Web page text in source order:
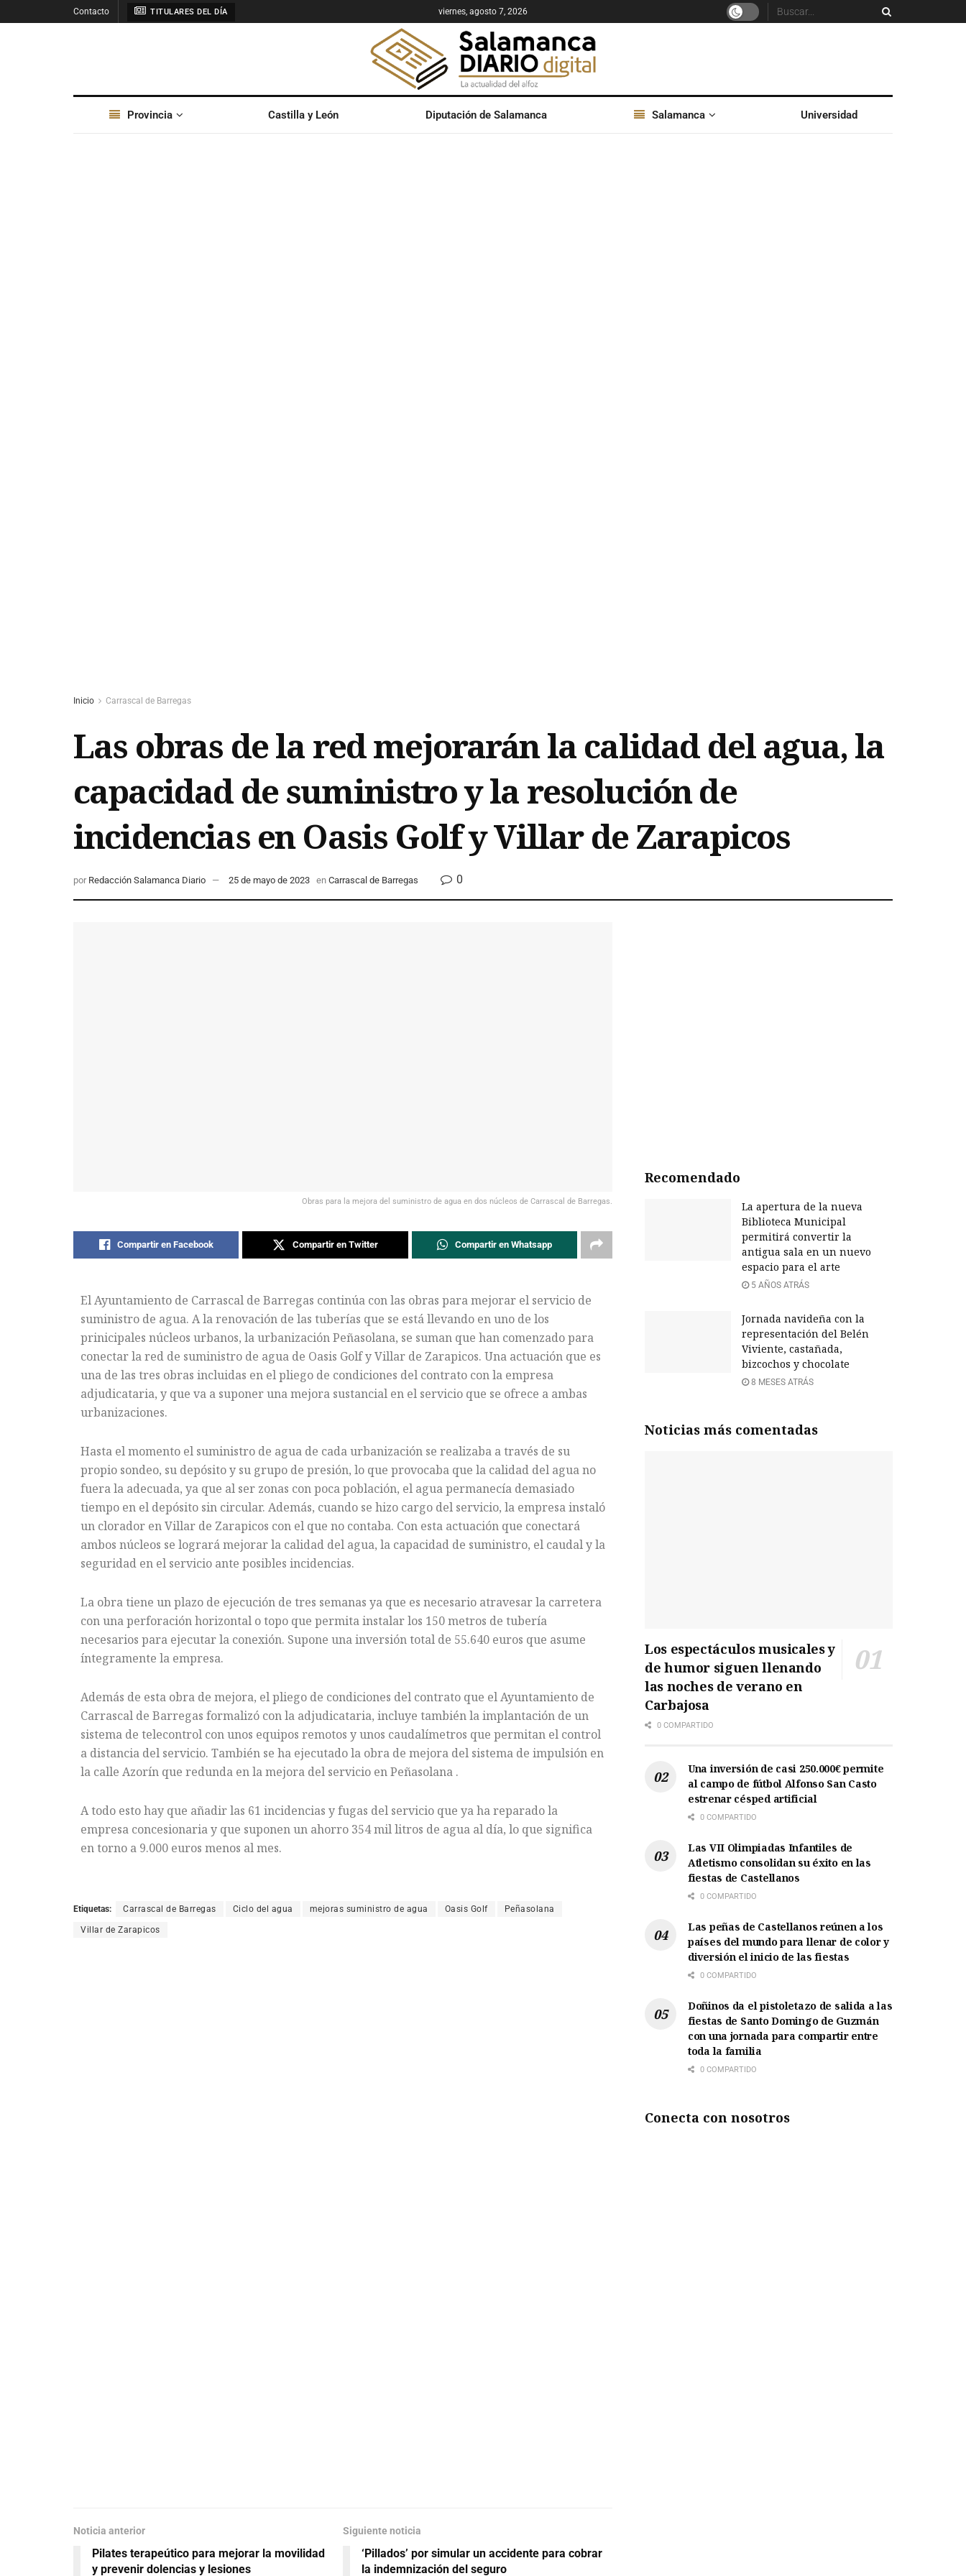
Contacto TITULARES DEL DÍA viernes, agosto 7, 2026
Provincia Castilla y León Diputación de Salamanca Salamanca Universidad
Inicio Carrascal de Barregas
Las obras de la red mejorarán la calidad del agua, la
capacidad de suministro y la resolución de
incidencias en Oasis Golf y Villar de Zarapicos
por Redacción Salamanca Diario 25 de mayo de 2023 en Carrascal de Barregas 0
Obras para la mejora del suministro de agua en dos núcleos de Carrascal de Barregas.
Compartir en Facebook Compartir en Twitter Compartir en Whatsapp
El Ayuntamiento de Carrascal de Barregas continúa con las obras para mejorar el servicio de
suministro de agua. A la renovación de las tuberías que se está llevando en uno de los
prinicipales núcleos urbanos, la urbanización Peñasolana, se suman que han comenzado para
conectar la red de suministro de agua de Oasis Golf y Villar de Zarapicos. Una actuación que es
una de las tres obras incluidas en el pliego de condiciones del contrato con la empresa
adjudicataria, y que va a suponer una mejora sustancial en el servicio que se ofrece a ambas
urbanizaciones.
Hasta el momento el suministro de agua de cada urbanización se realizaba a través de su
propio sondeo, su depósito y su grupo de presión, lo que provocaba que la calidad del agua no
fuera la adecuada, ya que al ser zonas con poca población, el agua permanecía demasiado
tiempo en el depósito sin circular. Además, cuando se hizo cargo del servicio, la empresa instaló
un clorador en Villar de Zarapicos con el que no contaba. Con esta actuación que conectará
ambos núcleos se logrará mejorar la calidad del agua, la capacidad de suministro, el caudal y la
seguridad en el servicio ante posibles incidencias.
La obra tiene un plazo de ejecución de tres semanas ya que es necesario atravesar la carretera
con una perforación horizontal o topo que permita instalar los 150 metros de tubería
necesarios para ejecutar la conexión. Supone una inversión total de 55.640 euros que asume
íntegramente la empresa.
Además de esta obra de mejora, el pliego de condiciones del contrato que el Ayuntamiento de
Carrascal de Barregas formalizó con la adjudicataria, incluye también la implantación de un
sistema de telecontrol con unos equipos remotos y unos caudalímetros que permitan el control
a distancia del servicio. También se ha ejecutado la obra de mejora del sistema de impulsión en
la calle Azorín que redunda en la mejora del servicio en Peñasolana .
A todo esto hay que añadir las 61 incidencias y fugas del servicio que ya ha reparado la
empresa concesionaria y que suponen un ahorro 354 mil litros de agua al día, lo que significa
en torno a 9.000 euros menos al mes.
Etiquetas: Carrascal de Barregas Ciclo del agua mejoras suministro de agua Oasis Golf Peñasolana
Villar de Zarapicos
Noticia anterior
Pilates terapeútico para mejorar la movilidad
y prevenir dolencias y lesiones
Siguiente noticia
‘Pillados’ por simular un accidente para cobrar
la indemnización del seguro
Recomendado
La apertura de la nueva
Biblioteca Municipal
permitirá convertir la
antigua sala en un nuevo
espacio para el arte
5 AÑOS ATRÁS
Jornada navideña con la
representación del Belén
Viviente, castañada,
bizcochos y chocolate
8 MESES ATRÁS
Noticias más comentadas
Los espectáculos musicales y
de humor siguen llenando
las noches de verano en
Carbajosa
0 COMPARTIDO
Una inversión de casi 250.000€ permite
al campo de fútbol Alfonso San Casto
estrenar césped artificial
0 COMPARTIDO
Las VII Olimpiadas Infantiles de
Atletismo consolidan su éxito en las
fiestas de Castellanos
0 COMPARTIDO
Las peñas de Castellanos reúnen a los
países del mundo para llenar de color y
diversión el inicio de las fiestas
0 COMPARTIDO
Doñinos da el pistoletazo de salida a las
fiestas de Santo Domingo de Guzmán
con una jornada para compartir entre
toda la familia
0 COMPARTIDO
Conecta con nosotros